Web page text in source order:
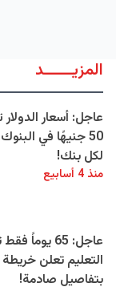
المزيــــــد
عاجل: أسعار
50 جنيهًا في
لكل بنك!
منذ 4 أسابيع
عاجل: 65
التعليم تعلن
بتفاصيل صادمة!